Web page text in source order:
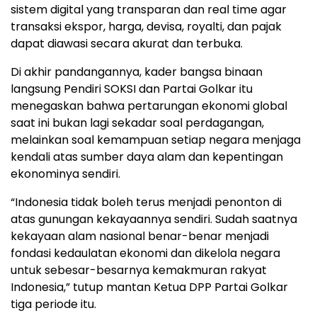
sistem digital yang transparan dan real time agar
transaksi ekspor, harga, devisa, royalti, dan pajak
dapat diawasi secara akurat dan terbuka.
Di akhir pandangannya, kader bangsa binaan
langsung Pendiri SOKSI dan Partai Golkar itu
menegaskan bahwa pertarungan ekonomi global
saat ini bukan lagi sekadar soal perdagangan,
melainkan soal kemampuan setiap negara menjaga
kendali atas sumber daya alam dan kepentingan
ekonominya sendiri.
“Indonesia tidak boleh terus menjadi penonton di
atas gunungan kekayaannya sendiri. Sudah saatnya
kekayaan alam nasional benar-benar menjadi
fondasi kedaulatan ekonomi dan dikelola negara
untuk sebesar-besarnya kemakmuran rakyat
Indonesia,” tutup mantan Ketua DPP Partai Golkar
tiga periode itu.